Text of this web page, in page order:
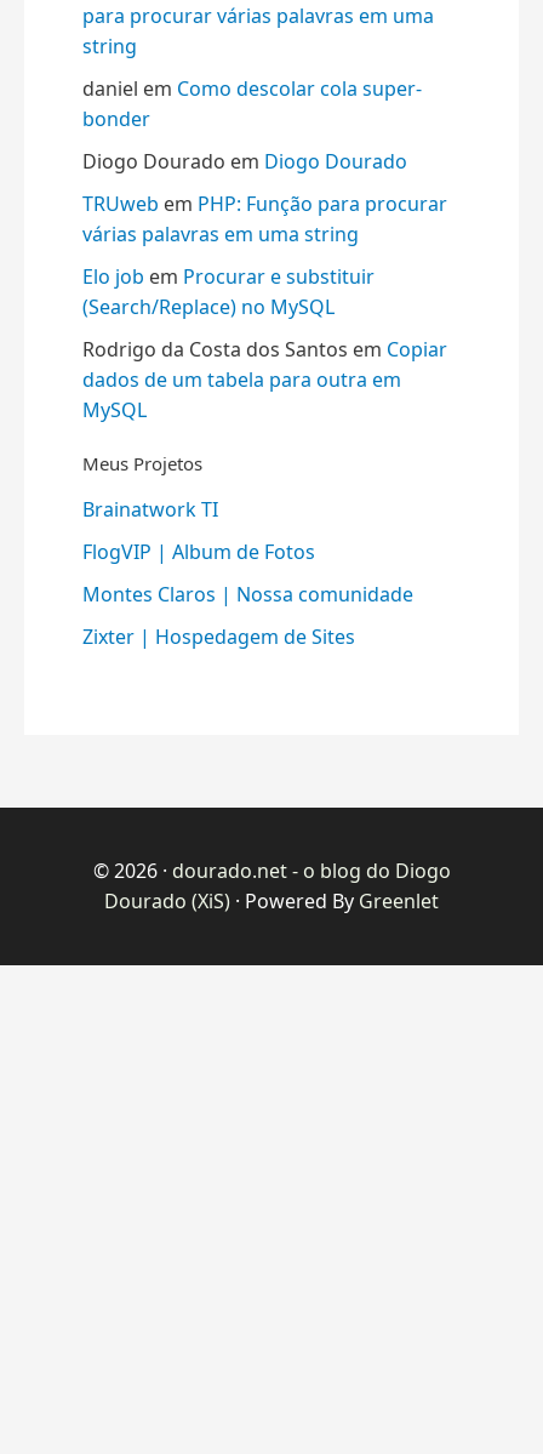
para procurar várias palavras em uma
string
daniel em Como descolar cola super-
bonder
Diogo Dourado em Diogo Dourado
TRUweb em PHP: Função para procurar
várias palavras em uma string
Elo job em Procurar e substituir
(Search/Replace) no MySQL
Rodrigo da Costa dos Santos em Copiar
dados de um tabela para outra em
MySQL
Meus Projetos
Brainatwork TI
FlogVIP | Album de Fotos
Montes Claros | Nossa comunidade
Zixter | Hospedagem de Sites
© 2026 · dourado.net - o blog do Diogo
Dourado (XiS) · Powered By Greenlet